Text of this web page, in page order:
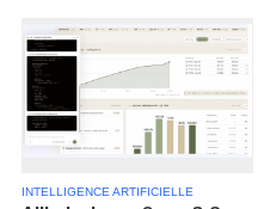
INTELLIGENCE ARTIFICIELLE